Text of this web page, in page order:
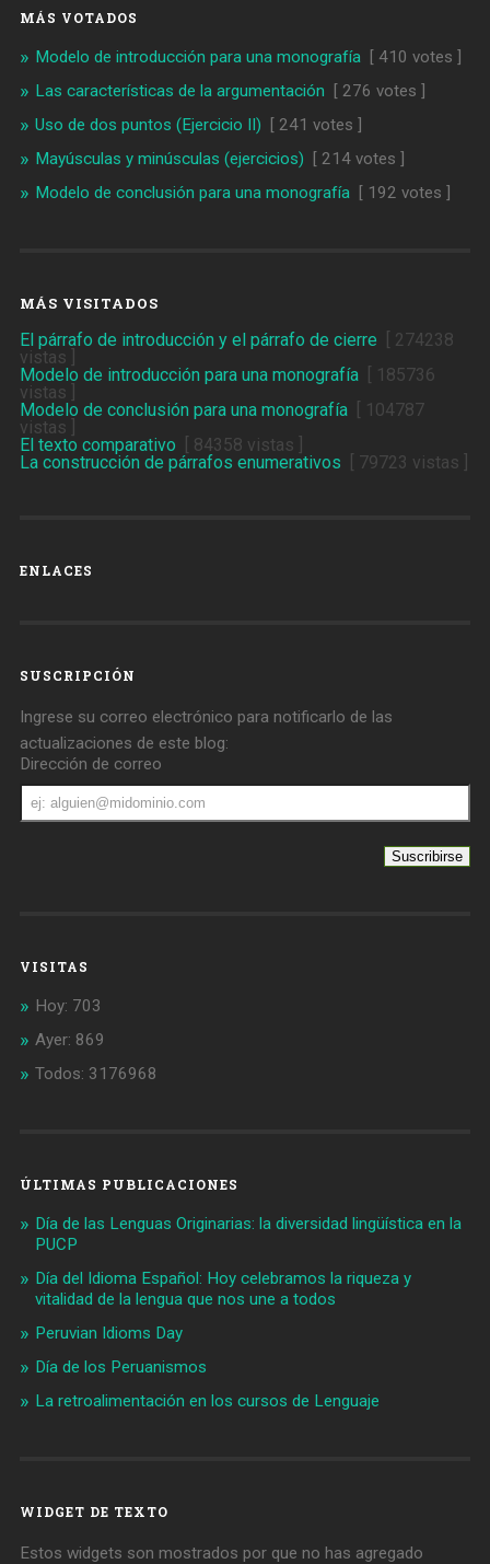
MÁS VOTADOS
Modelo de introducción para una monografía[ 410 votes ]
Las características de la argumentación [ 276 votes ]
Uso de dos puntos (Ejercicio II) [ 241 votes ]
Mayúsculas y minúsculas (ejercicios) [ 214 votes ]
Modelo de conclusión para una monografía[ 192 votes ]
MÁS VISITADOS
El párrafo de introducción y el párrafo de cierre [ 274238
vistas ]
Modelo de introducción para una monografía[ 185736
vistas ]
Modelo de conclusión para una monografía[ 104787
vistas ]
El texto comparativo [ 84358 vistas ]
La construcción de párrafos enumerativos [ 79723 vistas ]
ENLACES
SUSCRIPCIÓN
Ingrese su correo electrónico para notificarlo de las
actualizaciones de este blog:
Dirección de correo
Dirección
de
correo
VISITAS
Hoy: 703
Ayer: 869
Todos: 3176968
ÚLTIMAS PUBLICACIONES
Día de las Lenguas Originarias: la diversidad lingüística en la
PUCP
Día del Idioma Español: Hoy celebramos la riqueza y
vitalidad de la lengua que nos une a todos
Peruvian Idioms Day
Día de los Peruanismos
La retroalimentación en los cursos de Lenguaje
WIDGET DE TEXTO
Estos widgets son mostrados por que no has agregado